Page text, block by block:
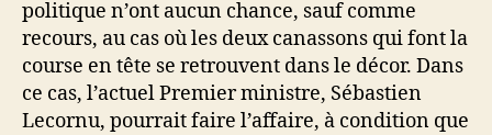
politique n’ont aucun chance, sauf comme
recours, au cas où les deux canassons qui font la
course en tête se retrouvent dans le décor. Dans
ce cas, l’actuel Premier ministre, Sébastien
Lecornu, pourrait faire l’affaire, à condition que